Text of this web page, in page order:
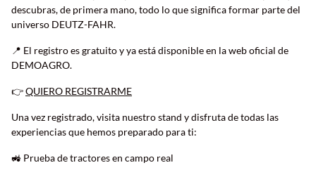
descubras, de primera mano, todo lo que significa formar parte del
universo DEUTZ-FAHR.
📍 El registro es gratuito y ya está disponible en la web oficial de
DEMOAGRO.
👉QUIERO REGISTRARME
Una vez registrado, visita nuestro stand y disfruta de todas las
experiencias que hemos preparado para ti:
🚜 Prueba de tractores en campo real